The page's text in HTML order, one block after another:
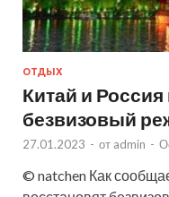
ОТДЫХ
Китай и
безвизовый
27.01.2023 - от admin -
© natchen Как